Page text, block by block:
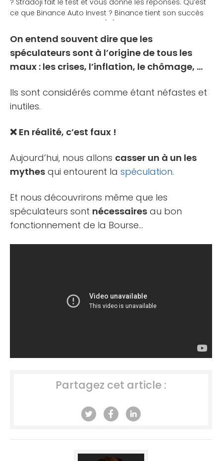
? Stradoji fait le test et vous donne les réponses. Qu’est
ce que Binance Auto Invest ? Binance tient son succès
On entend souvent dire que les
spéculateurs sont à l’origine de tous les
maux : les crises, l’inflation, le chômage, …
Ils sont considérés comme étant néfastes et
inutiles.
❌ En réalité, c’est faux !
Aujourd’hui, nous allons casser un à un les
mythes qui entourent la spéculation.
Et nous découvrirons même que les
spéculateurs sont nécessaires au bon
fonctionnement de la Bourse…
Partagez cet article :